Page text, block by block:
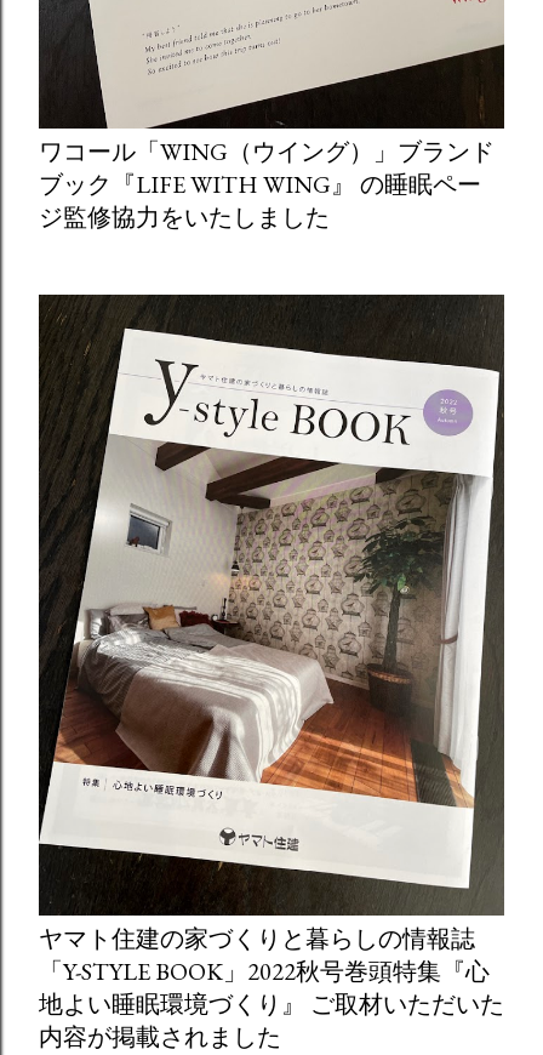
ワコール「WING（ウイング）」ブランド
ブック『LIFE WITH WING』 の睡眠ペー
ジ監修協力をいたしました
ヤマト住建の家づくりと暮らしの情報誌
「Y-STYLE BOOK」2022秋号巻頭特集『心
地よい睡眠環境づくり』 ご取材いただいた
内容が掲載されました